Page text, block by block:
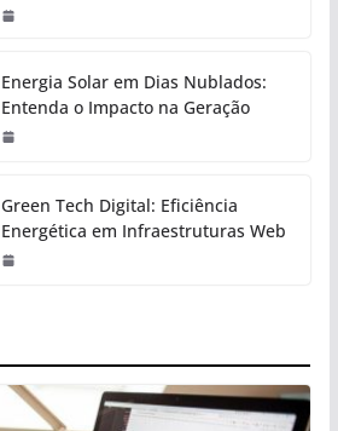
Energia Solar em Dias Nublados:
Entenda o Impacto na Geração
Green Tech Digital: Eficiência
Energética em Infraestruturas Web